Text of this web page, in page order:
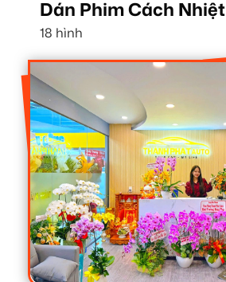
Dán Phim Cách Nhiệt
18 hình